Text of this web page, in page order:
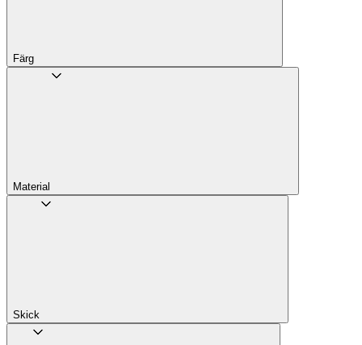
Färg
Material
Skick